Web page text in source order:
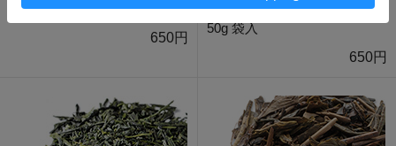
グレナダ 50g 袋入
650円
イングリッシュキャラメル
50g 袋入
650円